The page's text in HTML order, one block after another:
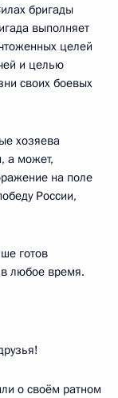
бригады
выполняет
целей
и целью
своих боевых
хозяева
а может,
на поле
России,
готов
любое время.
о своём ратном